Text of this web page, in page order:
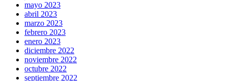
mayo 2023
abril 2023
marzo 2023
febrero 2023
enero 2023
diciembre 2022
noviembre 2022
octubre 2022
septiembre 2022